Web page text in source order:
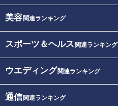
美容関連ランキング
スポーツ＆ヘルス 関連ランキング
ウエディング関連ランキング
通信関連ランキング